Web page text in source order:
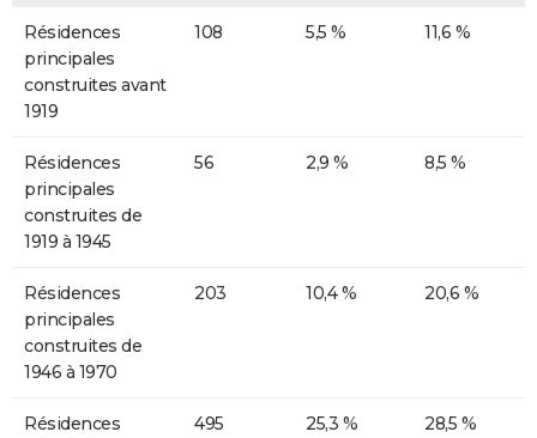
Résidences
principales
construites avant
1919
108 5,5 % 11,6 %
Résidences
principales
construites de
1919 à 1945
56 2,9 % 8,5 %
Résidences
principales
construites de
1946 à 1970
203 10,4 % 20,6 %
Résidences
495 25,3 % 28,5 %